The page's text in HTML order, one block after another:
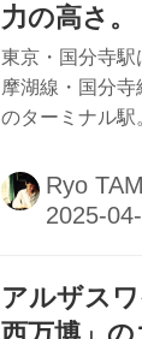
を生かしたレン
ヴ・タカラヅカ
主に半径30キロ
るワイン愛好家
スへの挑戦の軌
ートする。 連
力の高さ
ドの最高
「Euro
東京・国分寺
摩湖線・国分
のターミナル駅
を構える「la
は、オーナーシ
南町3-13-8 マ
042-203-5578
Ryo
アルザス